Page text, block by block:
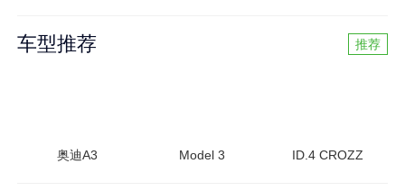
车型推荐 推荐
奥迪A3 Model 3 ID.4 CROZZ